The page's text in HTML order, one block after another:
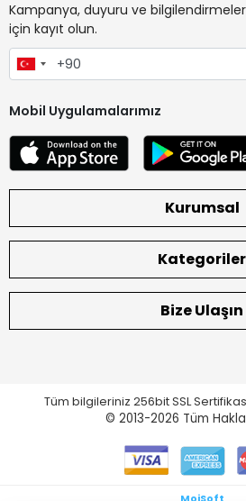
Kampanya, duyuru ve
için kayıt olun.
Mobil Uygulamalarımız
Kurumsal
Kategoriler
Bize Ulaşın
Tüm bilgileriniz 256bit SSL
© 2013-2026 Tüm